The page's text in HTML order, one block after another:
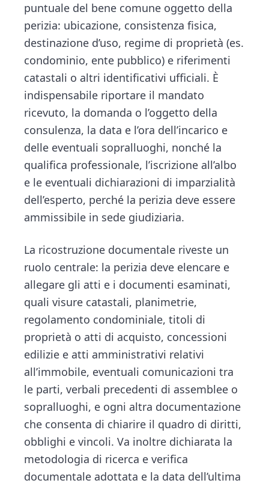
puntuale del bene comune oggetto della
perizia: ubicazione, consistenza fisica,
destinazione d’uso, regime di proprietà (es.
condominio, ente pubblico) e riferimenti
catastali o altri identificativi ufficiali. È
indispensabile riportare il mandato
ricevuto, la domanda o l’oggetto della
consulenza, la data e l’ora dell’incarico e
delle eventuali sopralluoghi, nonché la
qualifica professionale, l’iscrizione all’albo
e le eventuali dichiarazioni di imparzialità
dell’esperto, perché la perizia deve essere
ammissibile in sede giudiziaria.
La ricostruzione documentale riveste un
ruolo centrale: la perizia deve elencare e
allegare gli atti e i documenti esaminati,
quali visure catastali, planimetrie,
regolamento condominiale, titoli di
proprietà o atti di acquisto, concessioni
edilizie e atti amministrativi relativi
all’immobile, eventuali comunicazioni tra
le parti, verbali precedenti di assemblee o
sopralluoghi, e ogni altra documentazione
che consenta di chiarire il quadro di diritti,
obblighi e vincoli. Va inoltre dichiarata la
metodologia di ricerca e verifica
documentale adottata e la data dell’ultima